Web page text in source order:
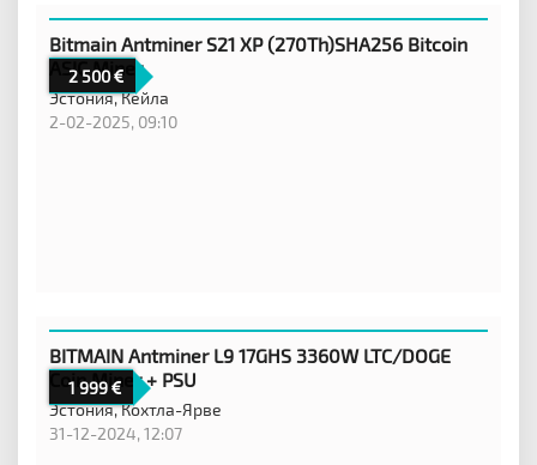
2 500
Bitmain Antminer S21 XP (270Th)SHA256 Bitcoin
ASIC Miner
Эстония,Кейла
2-02-2025, 09:10
1 999
BITMAIN Antminer L9 17GHS 3360W LTC/DOGE
Coin Miner + PSU
Эстония,Кохтла-Ярве
31-12-2024, 12:07